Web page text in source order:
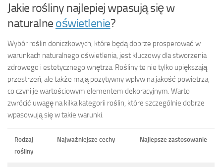
Jakie rośliny najlepiej wpasują się w
naturalne oświetlenie?
Wybór roślin doniczkowych, które będą dobrze prosperować w
warunkach naturalnego oświetlenia, jest kluczowy dla stworzenia
zdrowego i estetycznego wnętrza. Rośliny te nie tylko upiększają
przestrzeń, ale także mają pozytywny wpływ na jakość powietrza,
co czyni je wartościowym elementem dekoracyjnym. Warto
zwrócić uwagę na kilka kategorii roślin, które szczególnie dobrze
wpasowują się w takie warunki.
Rodzaj
rośliny
Najważniejsze cechy Najlepsze zastosowanie